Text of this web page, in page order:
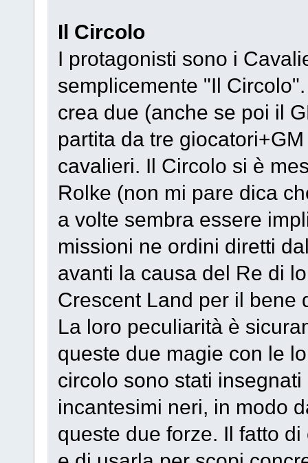
Il Circolo
I protagonisti sono i
semplicemente "Il
crea due (anche se poi il
partita da tre
cavalieri. Il Circolo si è
Rolke (non mi pare dica
a volte sembra essere
missioni ne ordini diretti
avanti la causa del Re di
Crescent Land per il bene
La loro peculiarità è
queste due magie con le
circolo sono stati
incantesimi neri, in modo
queste due forze. Il fatto